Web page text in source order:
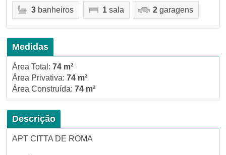
3banheiros 1sala 2garagens
Medidas
Área Total: 74 m²
Área Privativa: 74 m²
Área Construída: 74 m²
Descrição
APT CITTA DE ROMA